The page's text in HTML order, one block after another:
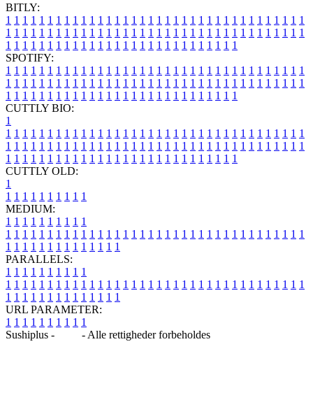
BITLY:
1 1 1 1 1 1 1 1 1 1 1 1 1 1 1 1 1 1 1 1 1 1 1 1 1 1 1 1 1 1 1 1 1 1 1 1
1 1 1 1 1 1 1 1 1 1 1 1 1 1 1 1 1 1 1 1 1 1 1 1 1 1 1 1 1 1 1 1 1 1 1 1
1 1 1 1 1 1 1 1 1 1 1 1 1 1 1 1 1 1 1 1 1 1 1 1 1 1 1 1
SPOTIFY:
1 1 1 1 1 1 1 1 1 1 1 1 1 1 1 1 1 1 1 1 1 1 1 1 1 1 1 1 1 1 1 1 1 1 1 1
1 1 1 1 1 1 1 1 1 1 1 1 1 1 1 1 1 1 1 1 1 1 1 1 1 1 1 1 1 1 1 1 1 1 1 1
1 1 1 1 1 1 1 1 1 1 1 1 1 1 1 1 1 1 1 1 1 1 1 1 1 1 1 1
CUTTLY BIO:
1
1 1 1 1 1 1 1 1 1 1 1 1 1 1 1 1 1 1 1 1 1 1 1 1 1 1 1 1 1 1 1 1 1 1 1 1
1 1 1 1 1 1 1 1 1 1 1 1 1 1 1 1 1 1 1 1 1 1 1 1 1 1 1 1 1 1 1 1 1 1 1 1
1 1 1 1 1 1 1 1 1 1 1 1 1 1 1 1 1 1 1 1 1 1 1 1 1 1 1 1
CUTTLY OLD:
1
1 1 1 1 1 1 1 1 1 1
MEDIUM:
1 1 1 1 1 1 1 1 1 1
1 1 1 1 1 1 1 1 1 1 1 1 1 1 1 1 1 1 1 1 1 1 1 1 1 1 1 1 1 1 1 1 1 1 1 1
1 1 1 1 1 1 1 1 1 1 1 1 1 1
PARALLELS:
1 1 1 1 1 1 1 1 1 1
1 1 1 1 1 1 1 1 1 1 1 1 1 1 1 1 1 1 1 1 1 1 1 1 1 1 1 1 1 1 1 1 1 1 1 1
1 1 1 1 1 1 1 1 1 1 1 1 1 1
URL PARAMETER:
1 1 1 1 1 1 1 1 1 1
Sushiplus -
- Alle rettigheder forbeholdes